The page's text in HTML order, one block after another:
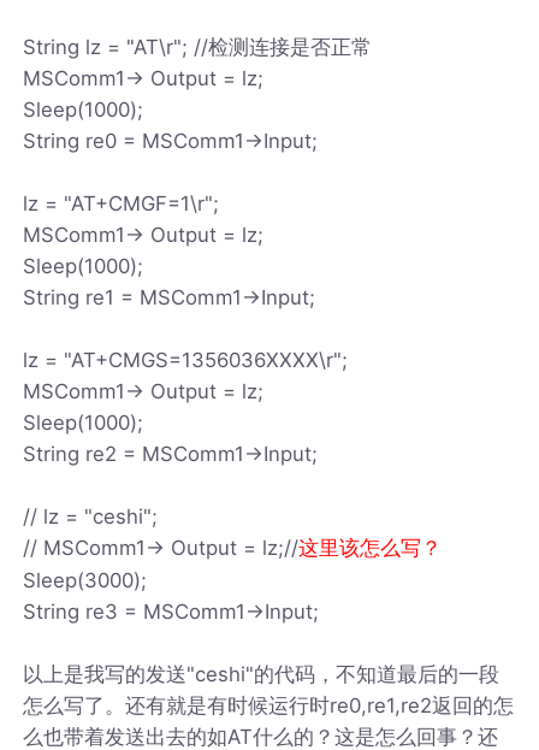
String lz = "AT\r"; //检测连接是否正常
MSComm1-> Output = lz;
Sleep(1000);
String re0 = MSComm1->Input;
lz = "AT+CMGF=1\r";
MSComm1-> Output = lz;
Sleep(1000);
String re1 = MSComm1->Input;
lz = "AT+CMGS=1356036XXXX\r";
MSComm1-> Output = lz;
Sleep(1000);
String re2 = MSComm1->Input;
// lz = "ceshi";
// MSComm1-> Output = lz;//这里该怎么写？
Sleep(3000);
String re3 = MSComm1->Input;
以上是我写的发送"ceshi"的代码，不知道最后的一段
怎么写了。还有就是有时候运行时re0,re1,re2返回的怎
么也带着发送出去的如AT什么的？这是怎么回事？还